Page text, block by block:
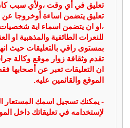
تعليق في أي وقت ،ولأي سبب
تعليق يتضمن اساءة أوخروجا
،او ان يتضمن اسماء اية شخصيات
للنعرات الطائفية والمذهبية او
بمستوى راقي بالتعليقات حيث
تقدم وثقافة زوار موقع وكالة
ان التعليقات تعبر عن أصحابها
الموقع والقائمين عليه.
- يمكنك تسجيل اسمك المستعار
لإستخدامه في تعليقاتك داخل